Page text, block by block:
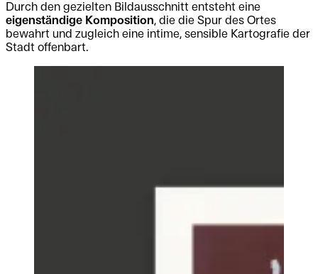
Durch den gezielten Bildausschnitt entsteht eine
eigenständige Komposition, die die Spur des Ortes
bewahrt und zugleich eine intime, sensible Kartografie der
Stadt offenbart.